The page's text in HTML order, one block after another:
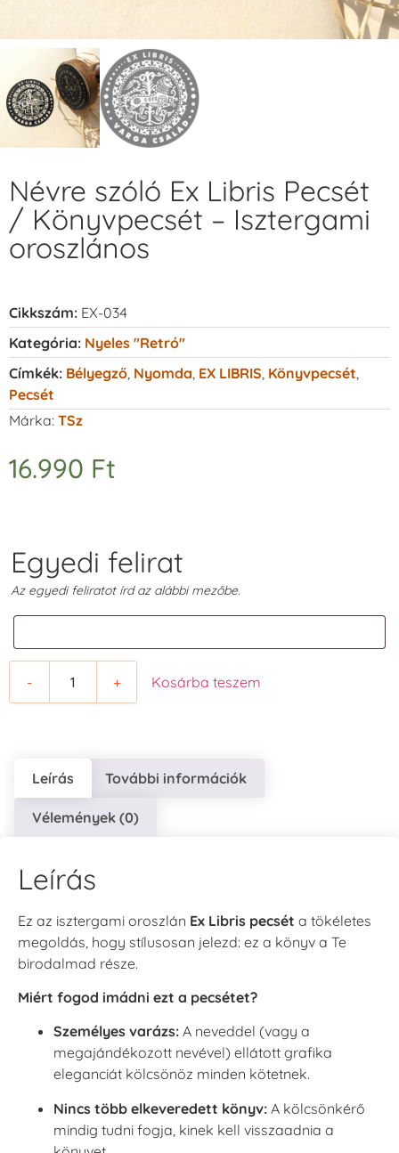
Névre szóló Ex Libris Pecsét
/ Könyvpecsét – Isztergami
oroszlános
Cikkszám: EX-034
Kategória: Nyeles "retró"
Címkék: Bélyegző Nyomda EX LIBRIS Könyvpecsét
Pecsét
Márka: TSz
16.990 Ft
Egyedi felirat
Az egyedi feliratot írd az alábbi mezőbe.
- + Kosárba teszem
Leírás További információk
Vélemények (0)
Leírás
Ez az isztergami oroszlán Ex Libris pecsét a tökéletes
megoldás, hogy stílusosan jelezd: ez a könyv a Te
birodalmad része.
Miért fogod imádni ezt a pecsétet?
Személyes varázs: A neveddel (vagy a
megajándékozott nevével) ellátott grafika
eleganciát kölcsönöz minden kötetnek.
Nincs több elkeveredett könyv: A kölcsönkérő
mindig tudni fogja, kinek kell visszaadnia a